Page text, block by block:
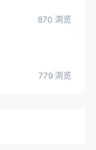
870 浏览
779 浏览